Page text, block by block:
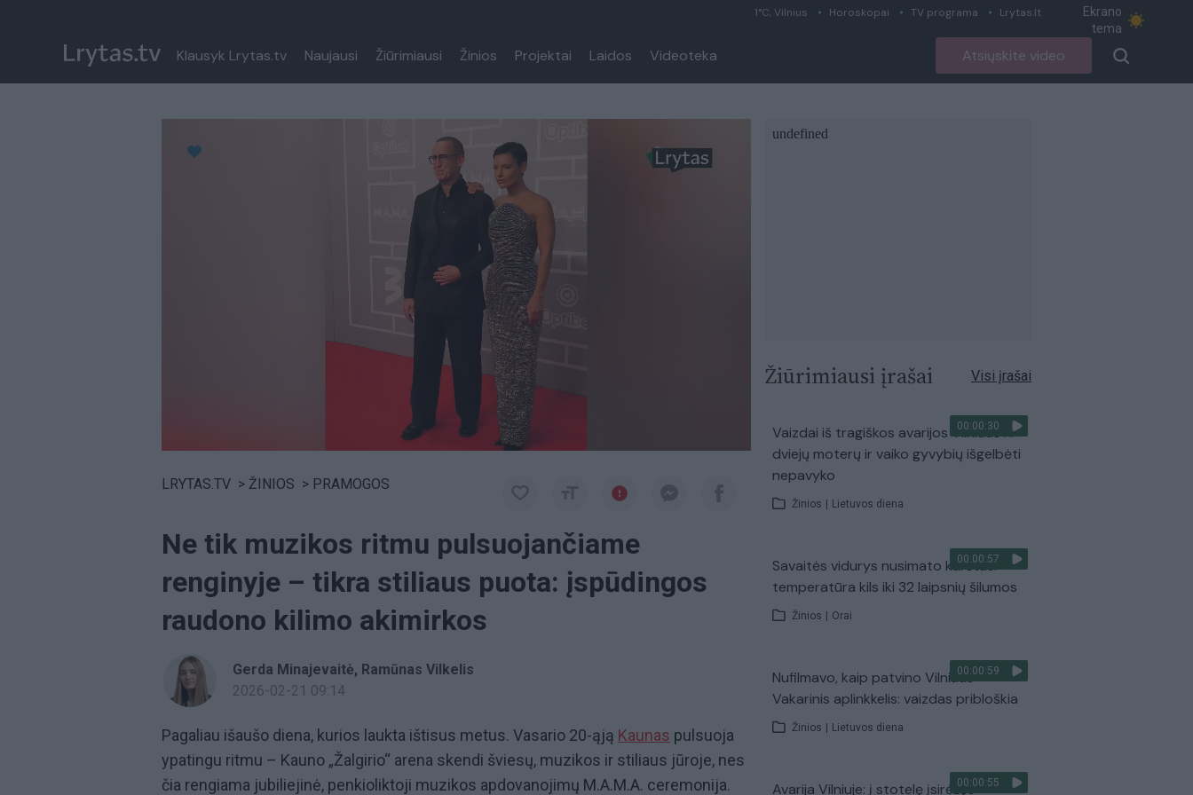
1°C, Vilnius Horoskopai TV programa Lrytas.lt
Ekrano
tema
Klausyk Lrytas.tv Naujausi Žiūrimiausi Žinios Projektai Laidos Videoteka Atsiųskite video
LRYTAS.TV > ŽINIOS > PRAMOGOS
Ne tik muzikos ritmu pulsuojančiame
renginyje – tikra stiliaus puota: įspūdingos
raudono kilimo akimirkos
Gerda Minajevaitė, Ramūnas Vilkelis
2026-02-21 09:14
Pagaliau išaušo diena, kurios laukta ištisus metus. Vasario 20-ąją Kaunas pulsuoja
ypatingu ritmu – Kauno „Žalgirio“ arena skendi šviesų, muzikos ir stiliaus jūroje, nes
čia rengiama jubiliejinė, penkioliktoji muzikos apdovanojimų M.A.M.A. ceremonija.
Žiūrimiausi įrašai Visi įrašai
00:00:30
Vaizdai iš tragiškos avarijos Vilniaus r.:
dviejų moterų ir vaiko gyvybių išgelbėti
nepavyko
Žinios Lietuvos diena
00:00:57
Savaitės vidurys nusimato karštas:
temperatūra kils iki 32 laipsnių šilumos
Žinios Orai
00:00:59
Nufilmavo, kaip patvino Vilniaus
Vakarinis aplinkkelis: vaizdas pribloškia
Žinios Lietuvos diena
00:00:55
Avarija Vilniuje: į stotelę įsirėžęs